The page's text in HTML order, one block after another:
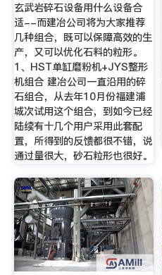
玄武岩碎石设备用什么设备合
适--而建冶公司将为大家推荐
几种组合，既可以保障高效的生
产，又可以优化石料的粒形。
1、HST单缸磨粉机+JYS整形
机组合 建冶公司一直沿用的碎
石组合，从去年10月份福建浦
城次试用这个组合，到如今已经
陆续有十几个用户采用此套配
置，所得到的反馈都很不错，说
通过量很大，砂石粒形也很好。